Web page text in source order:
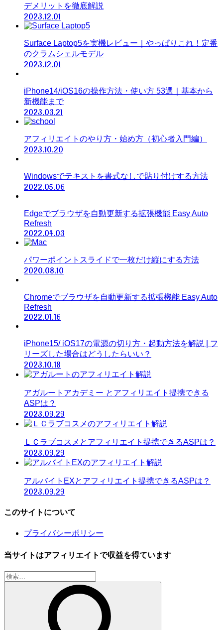
デメリットを徹底解説
2023.12.01
Surface Laptop5を実機レビュー｜やっぱりこれ！定番
のクラムシェルモデル
2023.12.01
iPhone14/iOS16の操作方法・使い方 53選｜基本から
新機能まで
2023.03.21
アフィリエイトのやり方・始め方（初心者入門編）
2023.10.20
Windowsでテキストを書式なしで貼り付けする方法
2022.05.06
Edgeでブラウザを自動更新する拡張機能 Easy Auto
Refresh
2022.04.03
パワーポイントスライドで一枚だけ縦にする方法
2020.08.10
Chromeでブラウザを自動更新する拡張機能 Easy Auto
Refresh
2022.01.16
iPhone15/ iOS17の電源の切り方・起動方法を解説 | フ
リーズした場合はどうしたらいい？
2023.10.18
アガルートアカデミー とアフィリエイト提携できる
ASPは？
2023.09.29
ＬＣラブコスメとアフィリエイト提携できるASPは？
2023.09.29
アルバイトEXとアフィリエイト提携できるASPは？
2023.09.29
このサイトについて
プライバシーポリシー
当サイトはアフィリエイトで収益を得ています
検
索: